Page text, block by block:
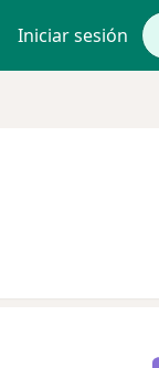
Iniciar sesión